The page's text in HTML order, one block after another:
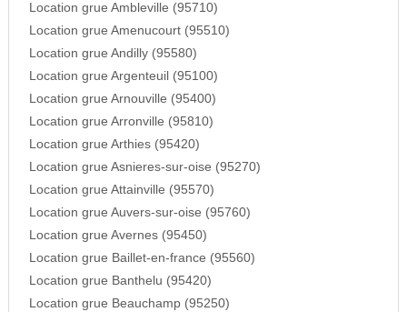
Location grue Ambleville (95710)
Location grue Amenucourt (95510)
Location grue Andilly (95580)
Location grue Argenteuil (95100)
Location grue Arnouville (95400)
Location grue Arronville (95810)
Location grue Arthies (95420)
Location grue Asnieres-sur-oise (95270)
Location grue Attainville (95570)
Location grue Auvers-sur-oise (95760)
Location grue Avernes (95450)
Location grue Baillet-en-france (95560)
Location grue Banthelu (95420)
Location grue Beauchamp (95250)